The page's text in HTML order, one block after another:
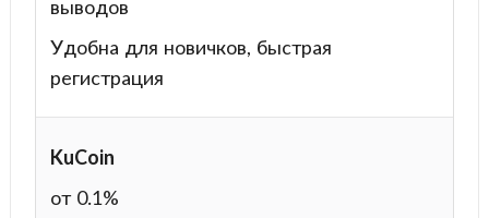
выводов
Удобна для новичков, быстрая
регистрация
KuCoin
от 0.1%